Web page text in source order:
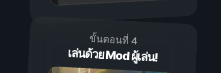
ขั้นตอนที่ 4
เล่นด้วย Mod ผู้เล่น!